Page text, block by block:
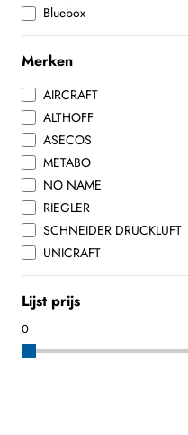
Bluebox
Merken
AIRCRAFT
ALTHOFF
ASECOS
METABO
NO NAME
RIEGLER
SCHNEIDER DRUCKLUFT
UNICRAFT
Lijst prijs